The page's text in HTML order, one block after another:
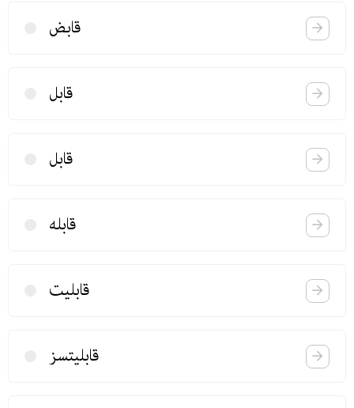
قابض
قابل
قابل
قابله
قابلیت
قابلیتسز